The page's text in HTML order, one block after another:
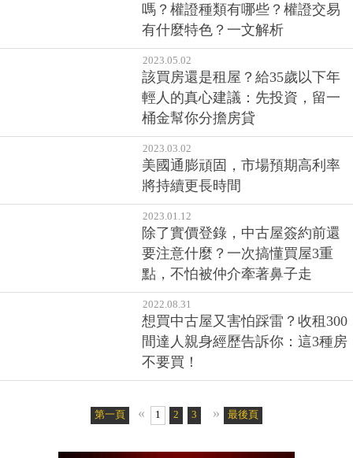
嗎？權證種類有哪些？權證交易
有什麼特色？一文解析
2023.05.02
該買房還是租屋？給35歲以下年
輕人的真心建議：先投資，留一
桶金幫你分擔房貸
2023.03.02
美國通膨頑固，市場預期高利率
將持續更長時間
2023.01.12
除了實價登錄，中古屋簽約前還
要注意什麼？一次搞懂買屋3重
點，不怕被仲介牽著鼻子走
2022.08.31
想買中古屋又害怕踩雷？收租300
間達人親身經歷告訴你：這3種房
不要買！
第一頁 « 1 2 3 4» 最後頁